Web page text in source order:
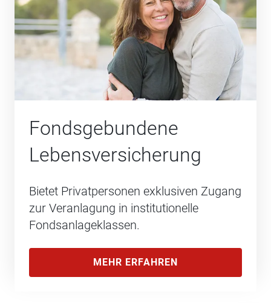
Fondsgebundene
Lebens­versicherung
Bietet Privatpersonen exklusiven Zugang
zur Veranlagung in institutionelle
Fondsanlageklassen.
MEHR ERFAHREN